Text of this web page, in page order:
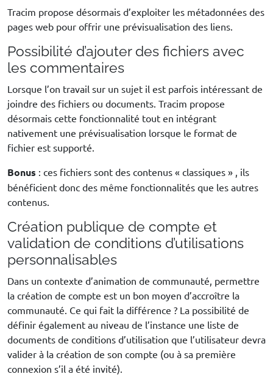
Tracim propose désormais d’exploiter les métadonnées des
pages web pour offrir une prévisualisation des liens.
Possibilité d’ajouter des fichiers avec
les commentaires
Lorsque l’on travail sur un sujet il est parfois intéressant de
joindre des fichiers ou documents. Tracim propose
désormais cette fonctionnalité tout en intégrant
nativement une prévisualisation lorsque le format de
fichier est supporté.
Bonus : ces fichiers sont des contenus « classiques » , ils
bénéficient donc des même fonctionnalités que les autres
contenus.
Création publique de compte et
validation de conditions d’utilisations
personnalisables
Dans un contexte d’animation de communauté, permettre
la création de compte est un bon moyen d’accroître la
communauté. Ce qui fait la différence ? La possibilité de
définir également au niveau de l’instance une liste de
documents de conditions d’utilisation que l’utilisateur devra
valider à la création de son compte (ou à sa première
connexion s’il a été invité).